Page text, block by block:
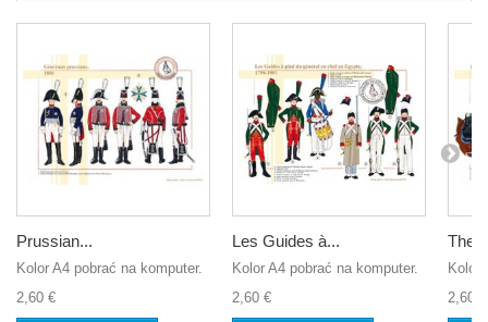
Prussian...
Kolor A4 pobrać na komputer.
2,60 €
Les Guides à...
Kolor A4 pobrać na komputer.
2,60 €
The
Kolor
2,60 €